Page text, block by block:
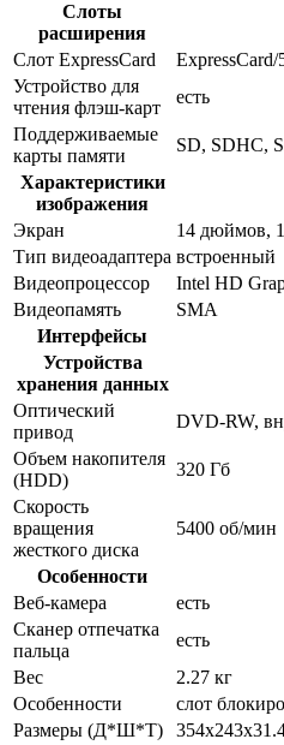
Слоты
расширения
Слот ExpressCard
ExpressCard/
Устройство для
чтения флэш-карт
есть
Поддерживаемые
карты памяти
SD, SDHC,
Характеристики
изображения
Экран
14 дюймов,
Тип видеоадаптера встроенный
Видеопроцессор
Intel HD
Видеопамять
SMA
Интерфейсы
Устройства
хранения данных
Оптический
привод
DVD-RW,
Объем накопителя
(HDD)
320 Гб
Скорость
вращения
жесткого диска
5400 об/мин
Особенности
Веб-камера
есть
Сканер отпечатка
пальца
есть
Вес
2.27 кг
Особенности
слот
Размеры (Д*Ш*Т)